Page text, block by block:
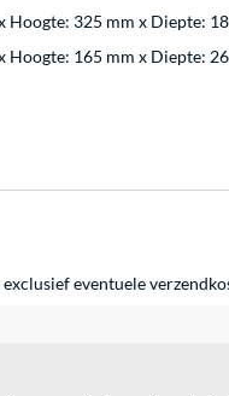
Hoogte: 325 mm x Diepte:
Hoogte: 165 mm x Diepte:
eventuele